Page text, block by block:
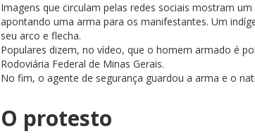
Imagens que circulam pelas redes sociais mostram
apontando uma arma para os manifestantes. Um
seu arco e flecha.
Populares dizem, no vídeo, que o homem armado é
Rodoviária Federal de Minas Gerais.
No fim, o agente de segurança guardou a arma e o
O protesto